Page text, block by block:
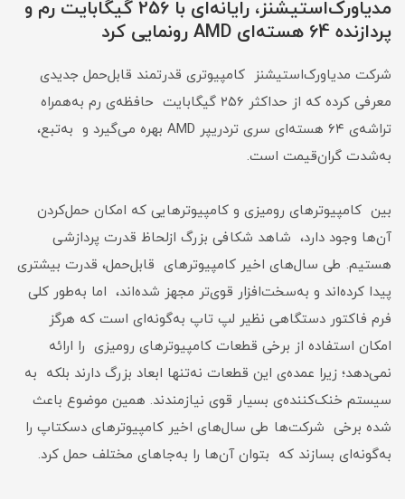
مدیاورک‌استیشنز، رایانه‌ای با 256 گیگابایت رم و
پردازنده 64 هسته‌ای AMD رونمایی کرد
شرکت مدیاورک‌استیشنز کامپیوتر‌ی قدرتمند قابل‌حمل جدیدی
معرفی کرده که از حداکثر ۲۵۶ گیگابایت حافظه‌ی رم به‌همراه
تراشه‌ی ۶۴ هسته‌ای سری تردریپر AMD بهره می‌گیرد و به‌تبع،
به‌شدت گران‌قیمت است.
بین کامپیوتر‌های رومیزی و کامپیوتر‌هایی که امکان حمل‌کردن
آن‌ها وجود دارد، شاهد شکافی بزرگ ازلحاظ قدرت پردازشی
هستیم. طی سال‌های اخیر کامپیوتر‌های قابل‌حمل، قدرت بیشتری
پیدا کرده‌اند و به‌سخت‌افزار قوی‌تر مجهز شده‌اند، اما به‌طور کلی
فرم فاکتور دستگاهی نظیر لپ‌ تاپ به‌گونه‌ای است که هرگز
امکان استفاده از برخی قطعات کامپیوتر‌های رومیزی را ارائه
نمی‌دهد؛‌ زیرا عمده‌ی این قطعات نه‌تنها ابعاد بزرگ دارند بلکه به
سیستم خنک‌کننده‌ی بسیار قوی نیازمندند. همین موضوع باعث
شده برخی شرکت‌ها طی سال‌های اخیر کامپیوتر‌های دسکتاپ را
به‌گونه‌ای بسازند که بتوان آن‌ها را به‌جاهای مختلف حمل کرد.